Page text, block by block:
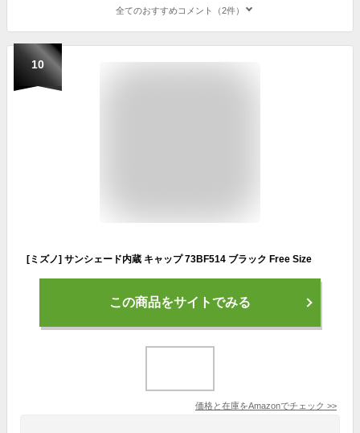
全てのおすすめコメント（2件）
10
[ミズノ] サンシェード内蔵 キャップ 73BF514 ブラック Free Size
この商品をサイトでみる
価格と在庫をAmazonでチェック >>